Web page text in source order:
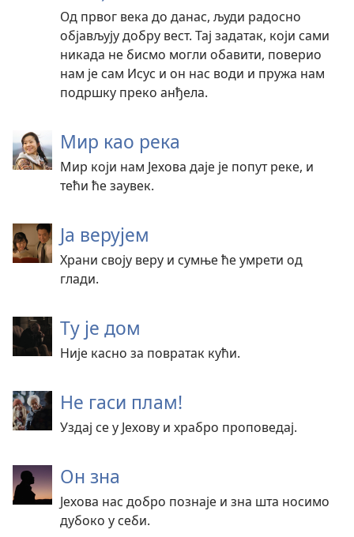
Од првог века до данас, људи радосно
објављују добру вест. Тај задатак, који сами
никада не бисмо могли обавити, поверио
нам је сам Исус и он нас води и пружа нам
подршку преко анђела.
Мир као река
Мир који нам Јехова даје је попут реке, и
тећи ће заувек.
Ја верујем
Храни своју веру и сумње ће умрети од
глади.
Ту је дом
Није касно за повратак кући.
Не гаси плам!
Уздај се у Јехову и храбро проповедај.
Он зна
Јехова нас добро познаје и зна шта носимо
дубоко у себи.